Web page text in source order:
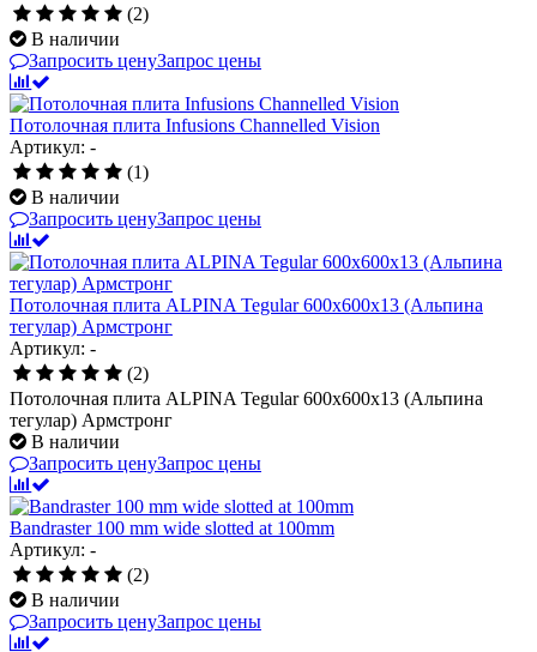
(2)
В наличии
Запросить ценуЗапрос цены
Потолочная плита Infusions Channelled Vision
Артикул: -
(1)
В наличии
Запросить ценуЗапрос цены
Потолочная плита ALPINA Tegular 600x600x13 (Альпина
тегулар) Армстронг
Артикул: -
(2)
Потолочная плита ALPINA Tegular 600x600x13 (Альпина
тегулар) Армстронг
В наличии
Запросить ценуЗапрос цены
Bandraster 100 mm wide slotted at 100mm
Артикул: -
(2)
В наличии
Запросить ценуЗапрос цены